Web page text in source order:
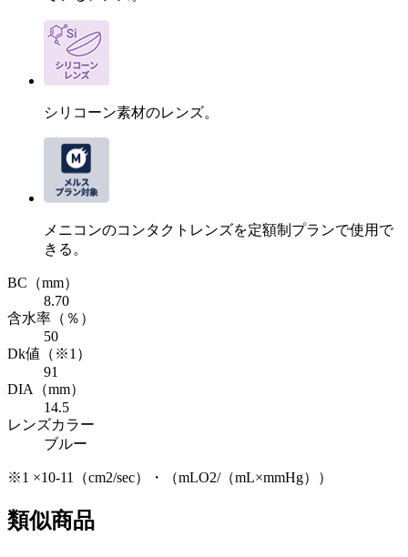
シリコーン素材のレンズ。
メニコンのコンタクトレンズを定額制プランで使用で
きる。
BC （mm）
8.70
含水率 （％）
50
Dk値 （※1）
91
DIA
（mm）
14.5
レンズカラー
ブルー
※1 ×10-11（cm2/sec）・（mLO2/（mL×mmHg））
類似商品